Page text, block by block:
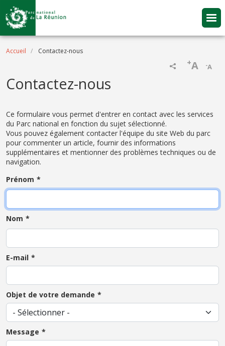
Aller au contenu principal
Fil d'Ariane
Accueil Contactez-nous
-A
+A
Contactez-nous
Ce formulaire vous permet d'entrer en contact avec les services
du Parc national en fonction du sujet sélectionné.
Vous pouvez également contacter l'équipe du site Web du parc
pour commenter un article, fournir des informations
supplémentaires et mentionner des problèmes techniques ou de
navigation.
Prénom
Nom
E-mail
Objet de votre demande
Message